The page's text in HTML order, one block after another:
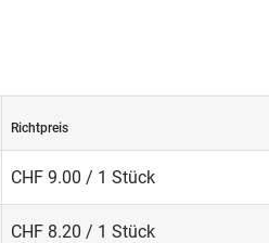
Richtpreis
CHF 9.00 / 1 Stück
CHF 8.20 / 1 Stück